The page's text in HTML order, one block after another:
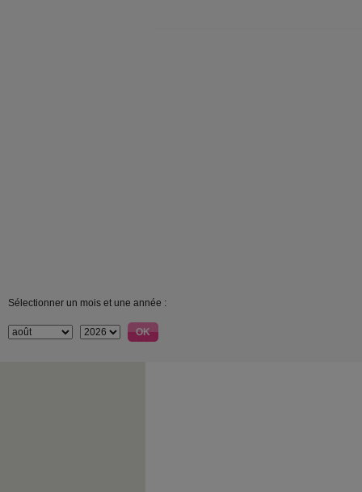
Sélectionner un mois et une année :